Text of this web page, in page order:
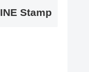
Stamp